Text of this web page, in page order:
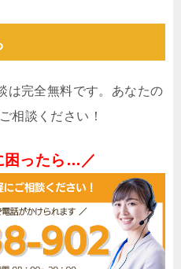
は完全無料です。あなたの
相談ください！
困ったら…／